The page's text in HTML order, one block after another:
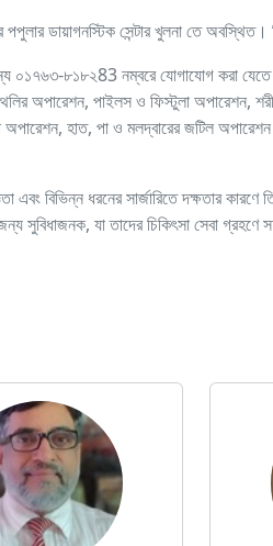
পপুলার ডায়াগনস্টিক সেন্টার খুলনা তে
০১৭৬৩-৮১৮২83 নম্বরে যোগাযোগ করা
অপারেশন, পাইলস ও ফিস্টুলা অপারেশন,
হাত, পা ও মলদ্বারের জটিল অপারেশন
এবং বিভিন্ন ধরনের সার্জারিতে দক্ষতার কারণে
সুবিধাজনক, যা তাদের চিকিৎসা সেবা গ্রহণে